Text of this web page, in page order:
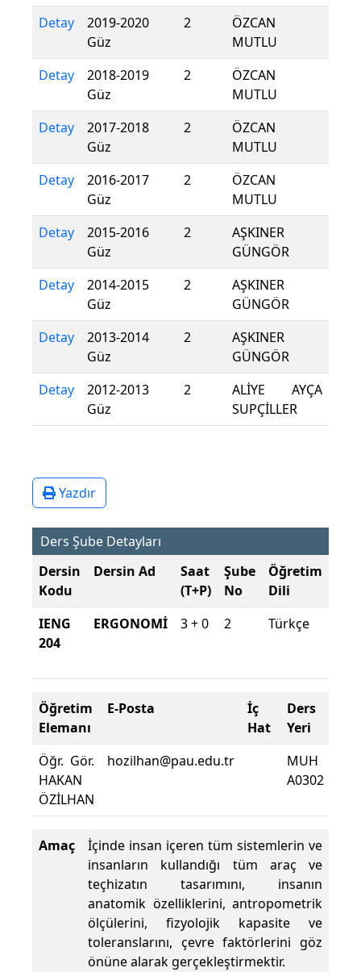
Detay
2019-2020
Güz
2
ÖZCAN
MUTLU
Detay
2018-2019
Güz
2
ÖZCAN
MUTLU
Detay
2017-2018
Güz
2
ÖZCAN
MUTLU
Detay
2016-2017
Güz
2
ÖZCAN
MUTLU
Detay
2015-2016
Güz
2
AŞKINER
GÜNGÖR
Detay
2014-2015
Güz
2
AŞKINER
GÜNGÖR
Detay
2013-2014
Güz
2
AŞKINER
GÜNGÖR
Detay
2012-2013
Güz
2
ALİYE AYÇA
SUPÇİLLER
Yazdır
Ders Şube Detayları
Dersin
Kodu
Dersin Ad
Saat
(T+P)
Şube
No
Öğretim
Dili
IENG
204
ERGONOMİ 3 + 0 2 Türkçe
Öğretim
Elemanı
E-Posta
İç
Hat
Ders
Yeri
Öğr. Gör.
HAKAN
ÖZİLHAN
hozilhan@pau.edu.tr
MUH
A0302
Amaç
İçinde insan içeren tüm sistemlerin ve
insanların kullandığı tüm araç ve
teçhizatın tasarımını, insanın
anatomik özelliklerini, antropometrik
ölçülerini, fizyolojik kapasite ve
toleranslarını, çevre faktörlerini göz
önüne alarak gerçekleştirmektir.